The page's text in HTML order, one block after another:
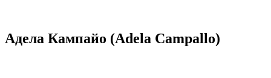
Адела Кампайо (Adela Campallo)